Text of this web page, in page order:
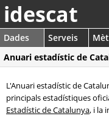
idescat
Dades Serveis
Anuari estadístic de
L'Anuari estadístic de
principals estadístiques
Estadístic de Catalunya, i la